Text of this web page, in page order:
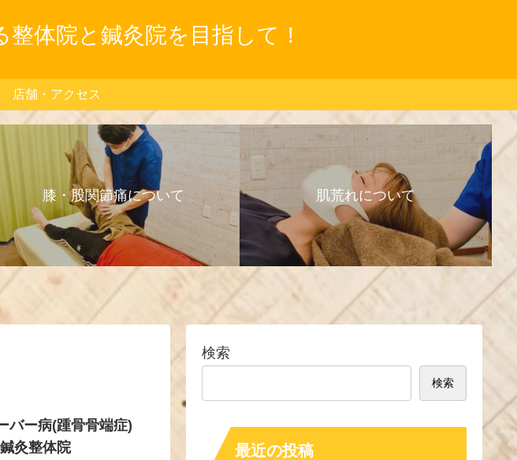
体院と鍼灸院を目指して！
店舗・アクセス
膝・股関節痛について 肌荒れについて
バー病(踵骨骨端症)
灸整体院
検索
検索
最近の投稿